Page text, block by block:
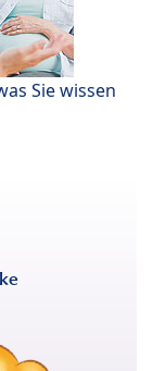
Sie wissen